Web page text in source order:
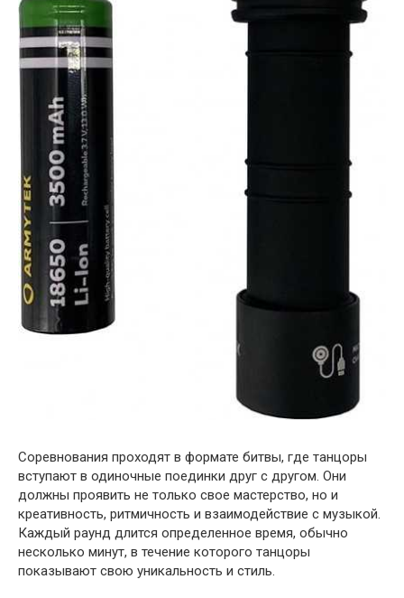
Соревнования проходят в формате битвы, где танцоры
вступают в одиночные поединки друг с другом. Они
должны проявить не только свое мастерство, но и
креативность, ритмичность и взаимодействие с музыкой.
Каждый раунд длится определенное время, обычно
несколько минут, в течение которого танцоры
показывают свою уникальность и стиль.